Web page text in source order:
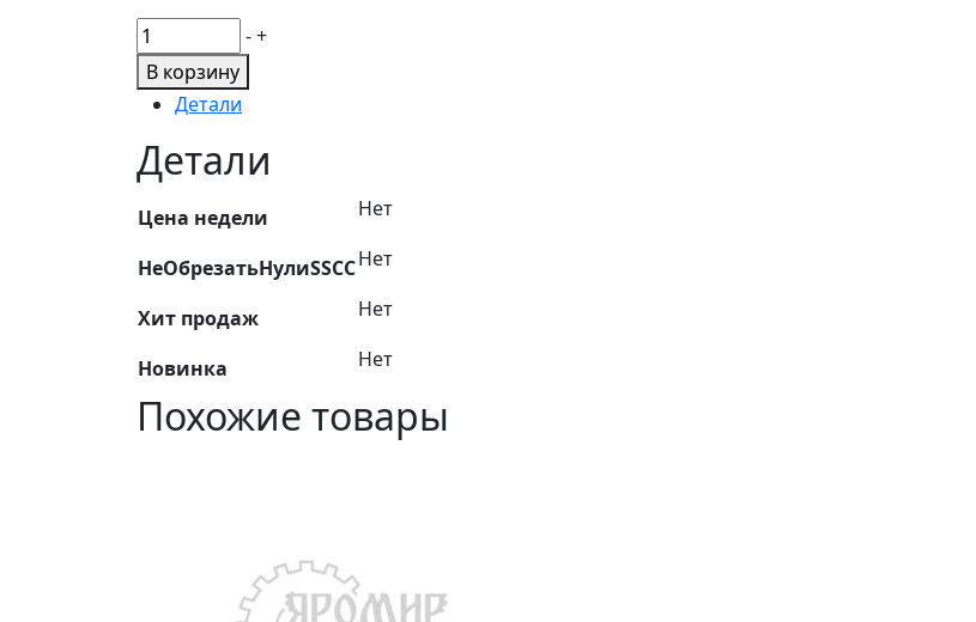
Количество
товара
Провод
ПВ-3
1,5
синий
-+
В корзину
Детали
Детали
Цена недели Нет
НеОбрезатьНулиSSCCНет
Хит продаж Нет
Новинка Нет
Похожие товары